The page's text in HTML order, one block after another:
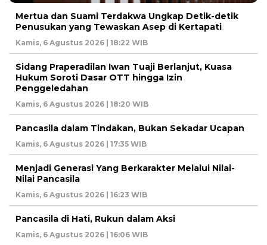
Mertua dan Suami Terdakwa Ungkap Detik-detik
Penusukan yang Tewaskan Asep di Kertapati
Kamis, 6 Agustus 2026 | 18:22 WIB
Sidang Praperadilan Iwan Tuaji Berlanjut, Kuasa
Hukum Soroti Dasar OTT hingga Izin
Penggeledahan
Kamis, 6 Agustus 2026 | 18:20 WIB
Pancasila dalam Tindakan, Bukan Sekadar Ucapan
Kamis, 6 Agustus 2026 | 17:35 WIB
Menjadi Generasi Yang Berkarakter Melalui Nilai-
Nilai Pancasila
Kamis, 6 Agustus 2026 | 16:23 WIB
Pancasila di Hati, Rukun dalam Aksi
Kamis, 6 Agustus 2026 | 16:06 WIB